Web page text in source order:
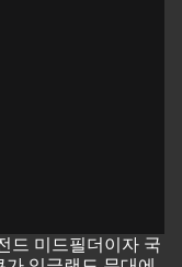
드 미드필더이자 국